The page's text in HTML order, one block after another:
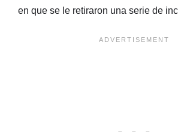
en que se le retiraron una serie de